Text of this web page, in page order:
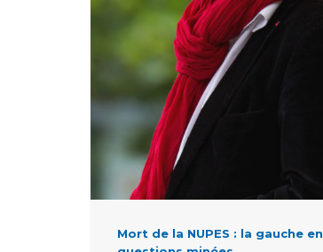
Mort de la NUPES : la gauche en